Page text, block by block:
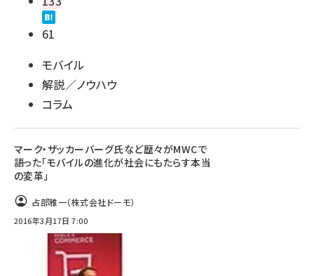
61
モバイル
解説／ノウハウ
コラム
マーク・ザッカーバーグ氏など歴々がMWCで
語った「モバイルの進化が社会にもたらす本当
の変革」
占部雅一（株式会社ドーモ）
2016年3月17日 7:00